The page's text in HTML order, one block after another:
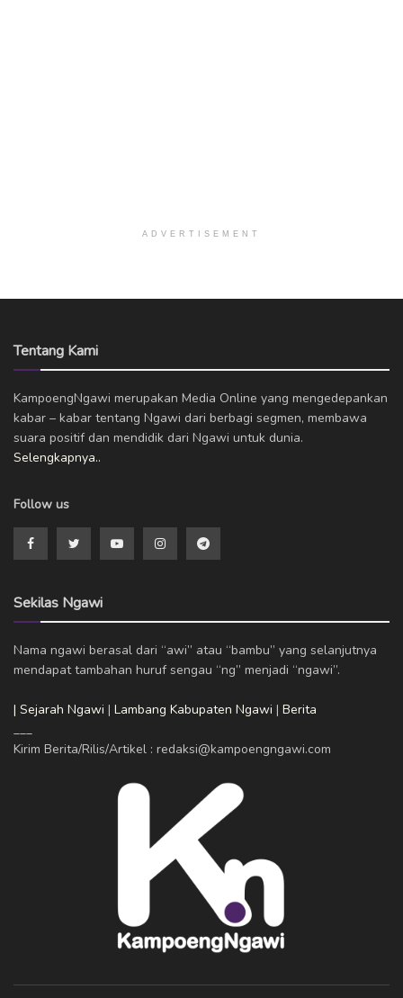
ADVERTISEMENT
Tentang Kami
KampoengNgawi merupakan Media Online yang mengedepankan
kabar – kabar tentang Ngawi dari berbagi segmen, membawa
suara positif dan mendidik dari Ngawi untuk dunia.
Selengkapnya..
Follow us
Sekilas Ngawi
Nama ngawi berasal dari “awi” atau “bambu” yang selanjutnya
mendapat tambahan huruf sengau “ng” menjadi “ngawi”.
| Sejarah Ngawi | Lambang Kabupaten Ngawi | Berita
Kirim Berita/Rilis/Artikel : redaksi@kampoengngawi.com